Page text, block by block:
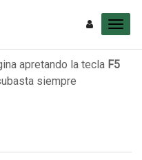
apretando la tecla F5
siempre